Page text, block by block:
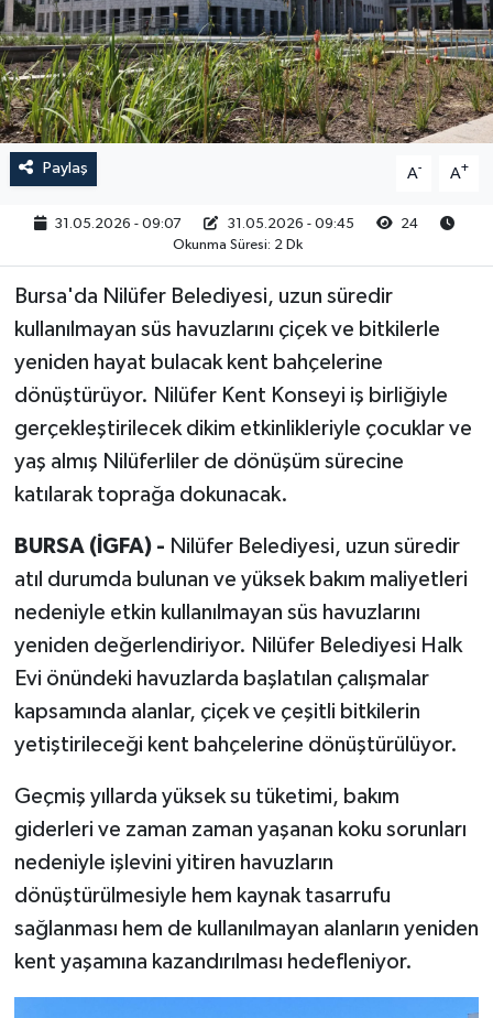
Paylaş A- A+
31.05.2026 - 09:07 31.05.2026 - 09:45
24
Okunma Süresi: 2 Dk
Bursa'da Nilüfer Belediyesi, uzun süredir
kullanılmayan süs havuzlarını çiçek ve bitkilerle
yeniden hayat bulacak kent bahçelerine
dönüştürüyor. Nilüfer Kent Konseyi iş birliğiyle
gerçekleştirilecek dikim etkinlikleriyle çocuklar ve
yaş almış Nilüferliler de dönüşüm sürecine
katılarak toprağa dokunacak.
BURSA (İGFA) - Nilüfer Belediyesi, uzun süredir
atıl durumda bulunan ve yüksek bakım maliyetleri
nedeniyle etkin kullanılmayan süs havuzlarını
yeniden değerlendiriyor. Nilüfer Belediyesi Halk
Evi önündeki havuzlarda başlatılan çalışmalar
kapsamında alanlar, çiçek ve çeşitli bitkilerin
yetiştirileceği kent bahçelerine dönüştürülüyor.
Geçmiş yıllarda yüksek su tüketimi, bakım
giderleri ve zaman zaman yaşanan koku sorunları
nedeniyle işlevini yitiren havuzların
dönüştürülmesiyle hem kaynak tasarrufu
sağlanması hem de kullanılmayan alanların yeniden
kent yaşamına kazandırılması hedefleniyor.
RESMİ İLAN